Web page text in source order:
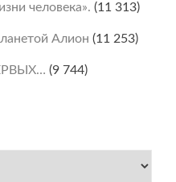
человека». (11 313)
Алион (11 253)
(9 744)